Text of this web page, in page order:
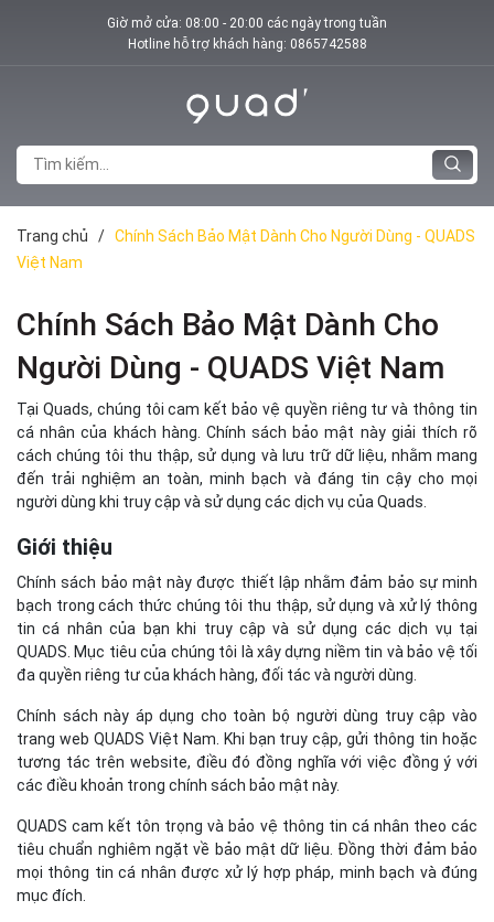
Giờ mở cửa: 08:00 - 20:00 các ngày trong tuần
Hotline hỗ trợ khách hàng: 0865742588
Trang chủ / Chính Sách Bảo Mật Dành Cho Người Dùng - QUADS
Việt Nam
Chính Sách Bảo Mật Dành Cho
Người Dùng - QUADS Việt Nam
Tại Quads, chúng tôi cam kết bảo vệ quyền riêng tư và thông tin
cá nhân của khách hàng. Chính sách bảo mật này giải thích rõ
cách chúng tôi thu thập, sử dụng và lưu trữ dữ liệu, nhằm mang
đến trải nghiệm an toàn, minh bạch và đáng tin cậy cho mọi
người dùng khi truy cập và sử dụng các dịch vụ của Quads.
Giới thiệu
Chính sách bảo mật này được thiết lập nhằm đảm bảo sự minh
bạch trong cách thức chúng tôi thu thập, sử dụng và xử lý thông
tin cá nhân của bạn khi truy cập và sử dụng các dịch vụ tại
QUADS. Mục tiêu của chúng tôi là xây dựng niềm tin và bảo vệ tối
đa quyền riêng tư của khách hàng, đối tác và người dùng.
Chính sách này áp dụng cho toàn bộ người dùng truy cập vào
trang web QUADS Việt Nam. Khi bạn truy cập, gửi thông tin hoặc
tương tác trên website, điều đó đồng nghĩa với việc đồng ý với
các điều khoản trong chính sách bảo mật này.
QUADS cam kết tôn trọng và bảo vệ thông tin cá nhân theo các
tiêu chuẩn nghiêm ngặt về bảo mật dữ liệu. Đồng thời đảm bảo
mọi thông tin cá nhân được xử lý hợp pháp, minh bạch và đúng
mục đích.